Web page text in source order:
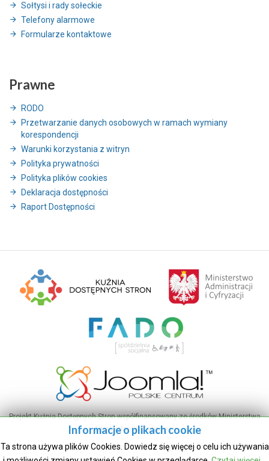
Sołtysi i rady sołeckie
Telefony alarmowe
Formularze kontaktowe
Prawne
RODO
Przetwarzanie danych osobowych w ramach wymiany
korespondencji
Warunki korzystania z witryn
Polityka prywatności
Polityka plików cookies
Deklaracja dostępności
Raport Dostępności
Projekt Kuźnia Dostępnych Stron współfinansowany ze środków Ministerstwa
Administracji i Cyfryzacji
Informacje o plikach cookie
Ta strona używa plików Cookies. Dowiedz się więcej o celu ich używania